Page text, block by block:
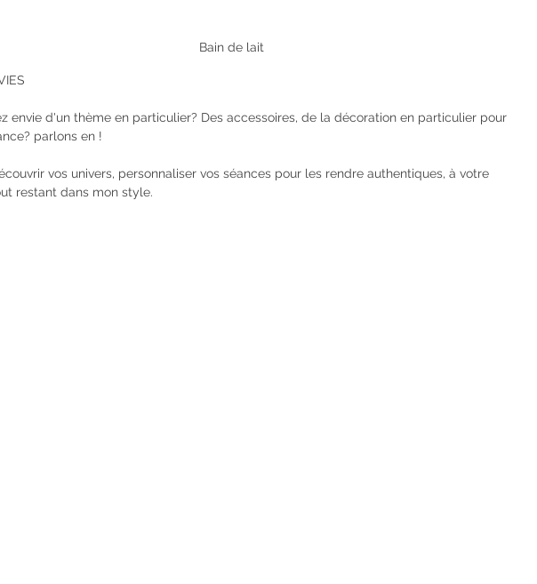
Bain de lait
envie d'un thème en particulier? Des accessoires, de la décoration en particulier pour
parlons en !
vos univers, personnaliser vos séances pour les rendre authentiques, à votre
restant dans mon style.